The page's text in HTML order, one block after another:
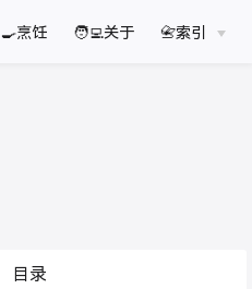
🍳烹饪 🧑‍💻关于 📇索引
目录